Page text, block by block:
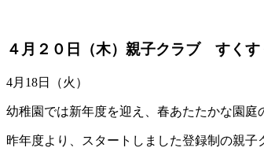
４月２０日（木）親子クラブ すく
4月18日（火）
幼稚園では新年度を迎え、春あたたかな園庭
昨年度より、スタートしました登録制の親